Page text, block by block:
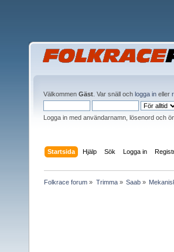
Välkommen Gäst . Var snäll och logga in eller
Logga in med användarnamn, lösenord och
Startsida Hjälp Sök Logga in
Folkrace forum » Trimma» Saab»